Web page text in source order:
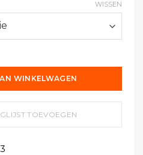
WISSEN
aantal
WINKELWAGEN
TOEVOEGEN